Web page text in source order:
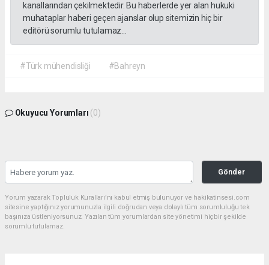
kanallarından çekilmektedir. Bu haberlerde yer alan hukuki
muhataplar haberi geçen ajanslar olup sitemizin hiç bir
editörü sorumlu tutulamaz...
#Türk mühendisliği #Bahreyn
Okuyucu Yorumları (0)
Gönder
Yorum yazarak Topluluk Kuralları’nı kabul etmiş bulunuyor ve hakikatinsesi.com
sitesine yaptığınız yorumunuzla ilgili doğrudan veya dolaylı tüm sorumluluğu tek
başınıza üstleniyorsunuz. Yazılan tüm yorumlardan site yönetimi hiçbir şekilde
sorumlu tutulamaz.